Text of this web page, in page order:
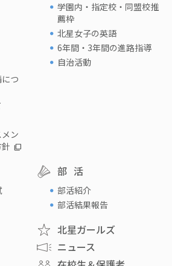
つ
ン
学園内・指定校・同盟校推
薦枠
北星女子の英語
6年間・3年間の進路指導
自治活動
部活
部活紹介
部活結果報告
北星ガールズ
ニュース